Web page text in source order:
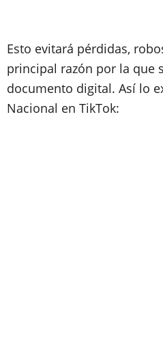
Esto evitará pérdidas,
principal razón por la que
documento digital. Así lo
Nacional en TikTok: